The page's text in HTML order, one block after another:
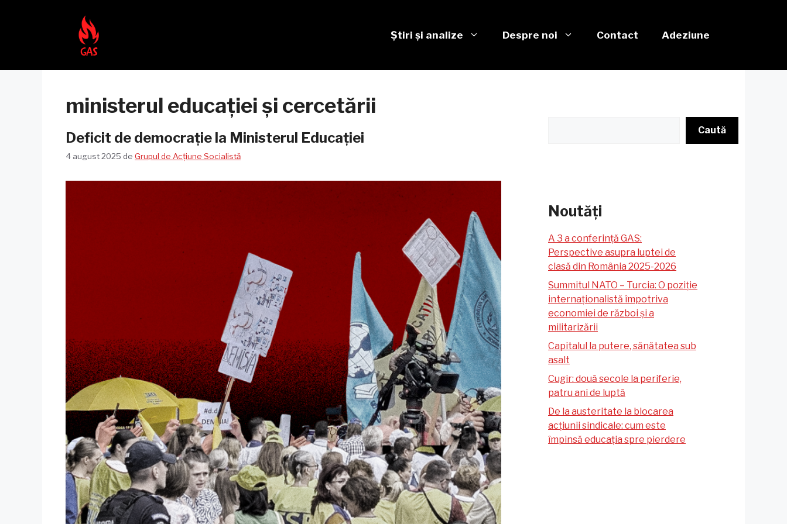
Știri și analize Despre noi Contact Adeziune
ministerul educației și cercetării
Deficit de democrație la Ministerul Educației
4 august 2025 de Grupul de Acțiune Socialistă
Caută
Noutăți
A 3 a conferință GAS:
Perspective asupra luptei de
clasă din România 2025-2026
Summitul NATO – Turcia: O poziție
internaționalistă împotriva
economiei de război și a
militarizării
Capitalul la putere, sănătatea sub
asalt
Cugir: două secole la periferie,
patru ani de luptă
De la austeritate la blocarea
acțiunii sindicale: cum este
împinsă educația spre pierdere